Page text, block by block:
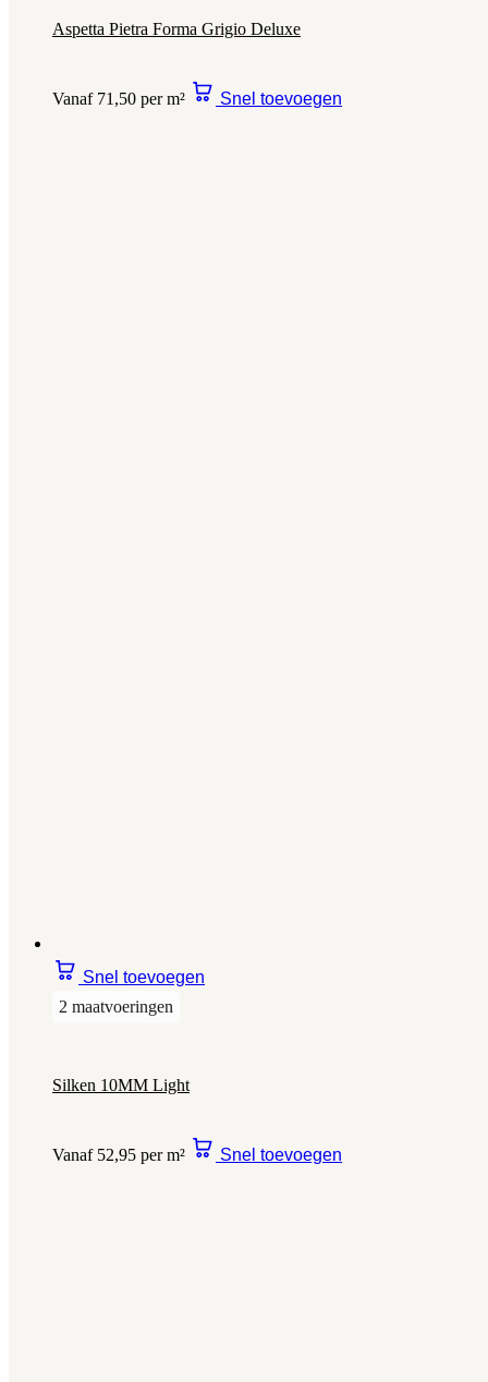
Aspetta Pietra Forma Grigio Deluxe
Vanaf 71,50 per m² Snel toevoegen
Snel toevoegen
2 maatvoeringen
Silken 10MM Light
Vanaf 52,95 per m² Snel toevoegen